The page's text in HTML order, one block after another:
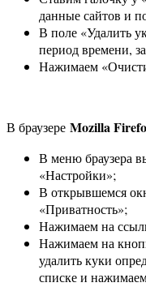
данные сайтов и
В поле «Удалить
период времени,
Нажимаем
В браузере Mozilla
В меню браузера
«Настройки»;
В открывшемся
«Приватность»;
Нажимаем на
Нажимаем на
удалить куки
списке и